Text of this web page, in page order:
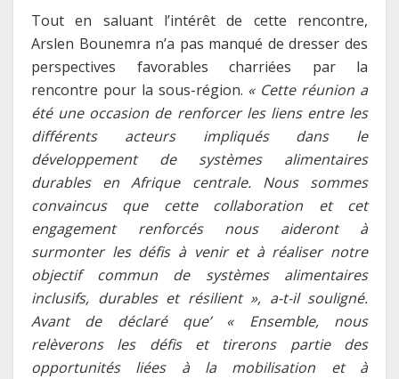
Tout en saluant l’intérêt de cette rencontre,
Arslen Bounemra n’a pas manqué de dresser des
perspectives favorables charriées par la
rencontre pour la sous-région. « Cette réunion a
été une occasion de renforcer les liens entre les
différents acteurs impliqués dans le
développement de systèmes alimentaires
durables en Afrique centrale. Nous sommes
convaincus que cette collaboration et cet
engagement renforcés nous aideront à
surmonter les défis à venir et à réaliser notre
objectif commun de systèmes alimentaires
inclusifs, durables et résilient », a-t-il souligné.
Avant de déclaré que’ « Ensemble, nous
relèverons les défis et tirerons partie des
opportunités liées à la mobilisation et à